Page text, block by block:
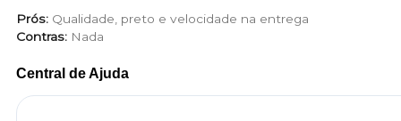
Prós: Qualidade, preto e velocidade na entrega
Contras: Nada
Central de Ajuda